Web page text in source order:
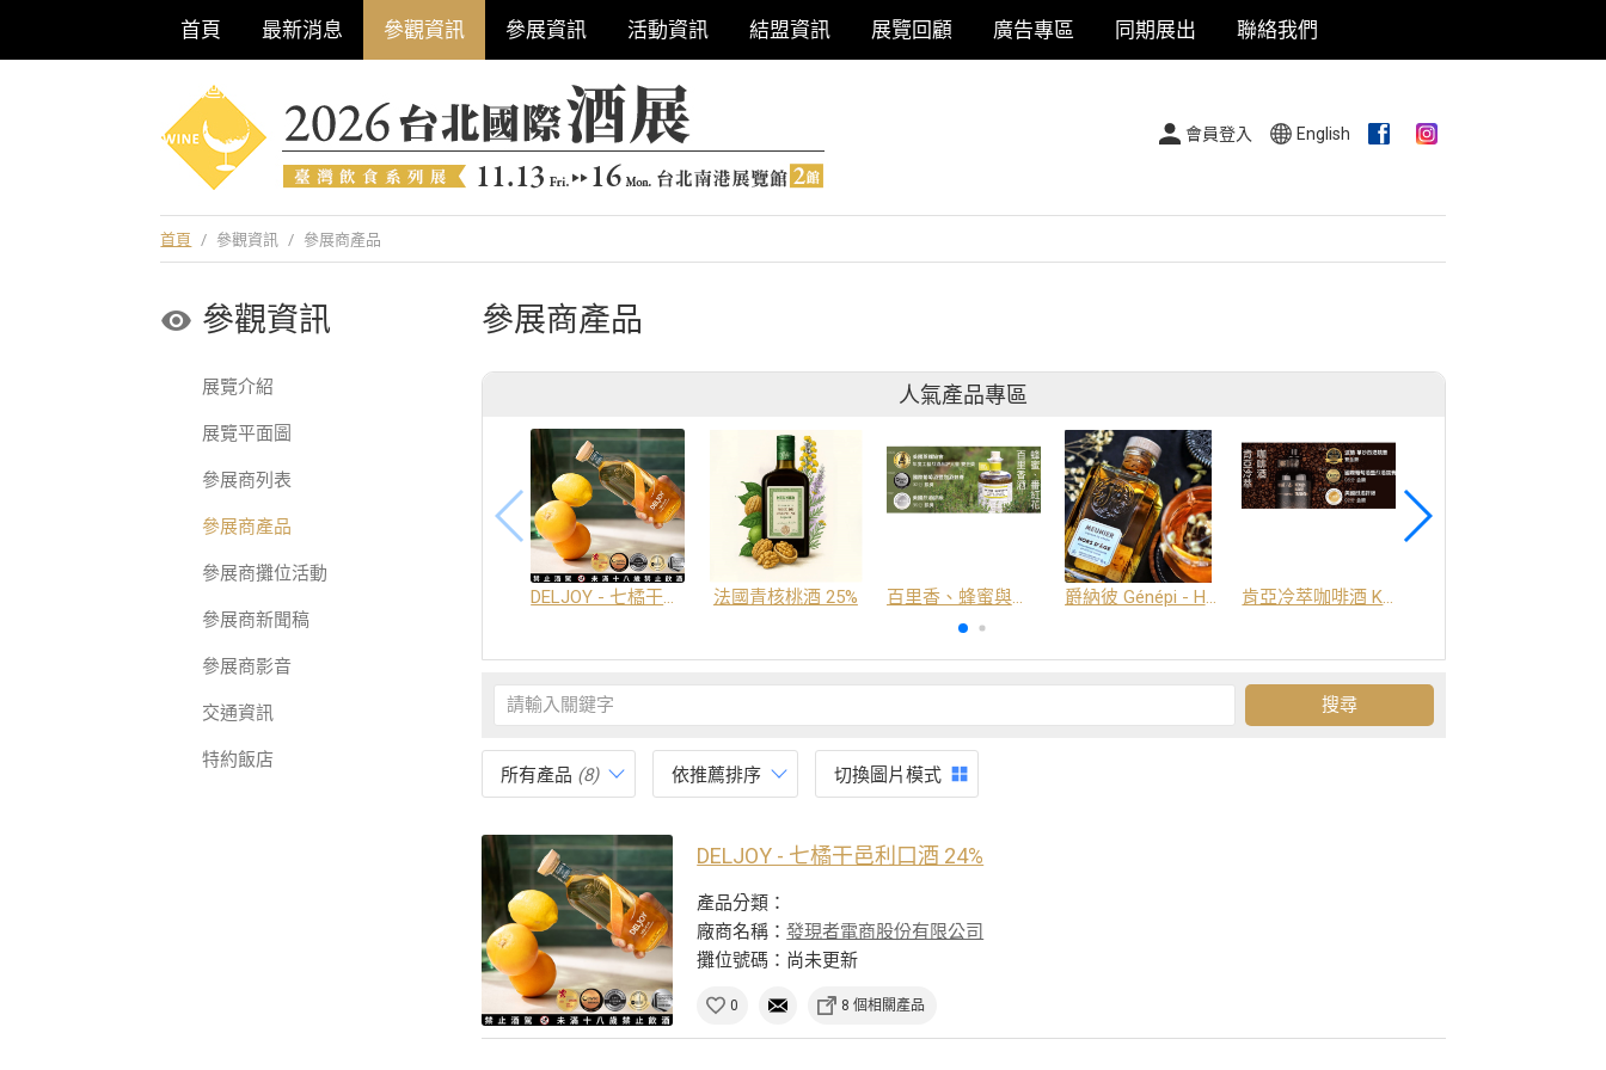
首頁 最新消息 參觀資訊 參展資訊 活動資訊 結盟資訊 展覽回顧 廣告專區 同期展出 聯絡我們
巡迴酒展系列
會員登入 English
首頁 / 參觀資訊 / 參展商產品
參觀資訊
展覽介紹
展覽平面圖
參展商列表
參展商產品
參展商攤位活動
參展商新聞稿
參展商影音
交通資訊
特約飯店
參展商產品
人氣產品專區
DELJOY - 七橘干邑利口酒 24% 法國青核桃酒 25% 百里香、蜂蜜與番紅花酒 爵納彼 Génépi - Hors d'Age (橡木桶陳釀) -阿爾卑斯山草本酒 肯亞冷萃咖啡酒 Kenya Coffee Brew
所有產品 (8) 依推薦排序 切換圖片模式
DELJOY - 七橘干邑利口酒 24%
產品分類：
廠商名稱：發現者電商股份有限公司
攤位號碼：尚未更新
0 8 個相關產品